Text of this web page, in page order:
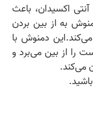
اکسیدان، باعث
به از بین بردن
دمنوش با
را از بین می‌برد و
می‌کند.